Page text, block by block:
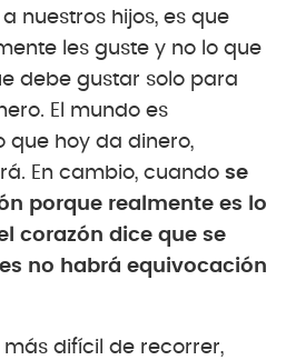
nuestros hijos, es que
les guste y no lo que
debe gustar solo para
El mundo es
que hoy da dinero,
En cambio, cuando se
porque realmente es lo
corazón dice que se
no habrá equivocación
difícil de recorrer,